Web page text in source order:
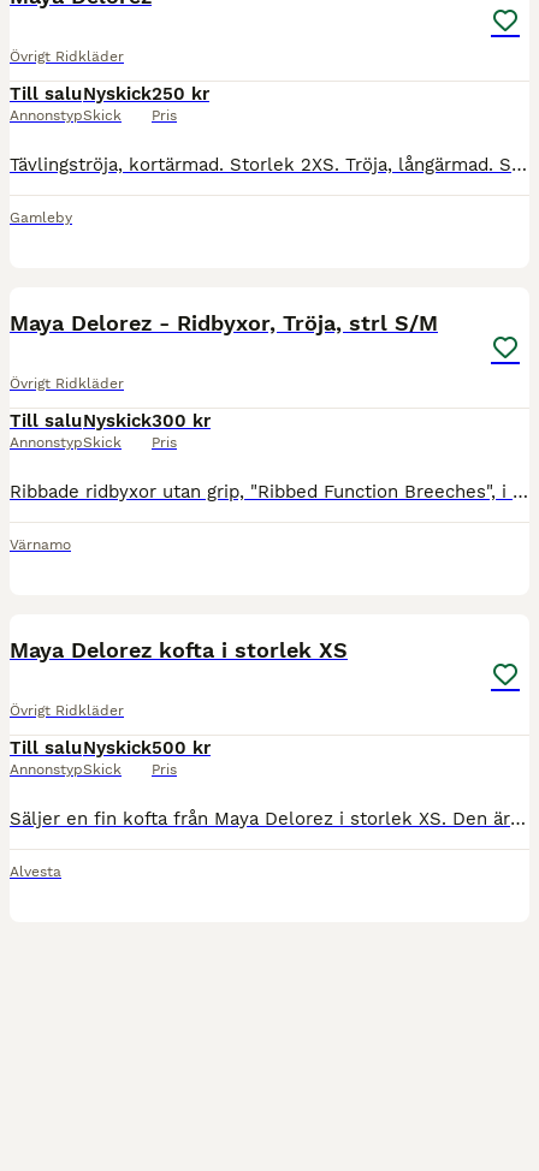
Övrigt Ridkläder
Till salu
Annonstyp
Nyskick
Skick
250 kr
Pris
Tävlingströja, kortärmad. Storlek 2XS. Tröja, långärmad. Storlek XS. 250 kr styck. Köparen står för frakten 🌸 // Caroline
Gamleby
Maya Delorez - Ridbyxor, Tröja, strl S/M
Övrigt Ridkläder
Till salu
Annonstyp
Nyskick
Skick
300 kr
Pris
Ribbade ridbyxor utan grip, "Ribbed Function Breeches", i färgen mauve beige, Maya Delorez, strl 2XS, töjbara, kan även användas som träningsbyxa, 400kr (nypris 899 kr) Tröja/sweater, Maya Delorez,
Värnamo
Maya Delorez kofta i storlek XS
Övrigt Ridkläder
Till salu
Annonstyp
Nyskick
Skick
500 kr
Pris
Säljer en fin kofta från Maya Delorez i storlek XS. Den är köpt för 999 kr och säljs nu för 500 kr. Koftan är i fint skick och har endast krympt ytterst lite i tvätten, men inget som påverkar användn
Alvesta